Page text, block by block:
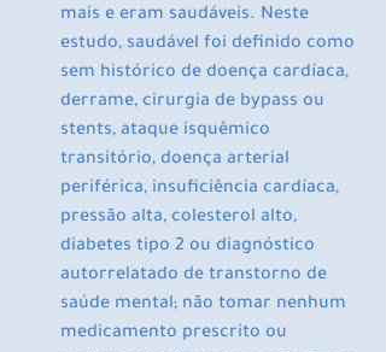
mais e eram saudáveis. Neste
estudo, saudável foi definido como
sem histórico de doença cardíaca,
derrame, cirurgia de bypass ou
stents, ataque isquêmico
transitório, doença arterial
periférica, insuficiência cardíaca,
pressão alta, colesterol alto,
diabetes tipo 2 ou diagnóstico
autorrelatado de transtorno de
saúde mental; não tomar nenhum
medicamento prescrito ou